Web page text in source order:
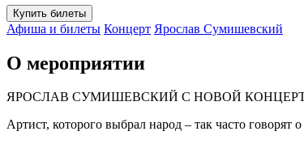
Купить билеты
Афиша и билеты Концерт Ярослав Сумишевский
О мероприятии
ЯРОСЛАВ СУМИШЕВСКИЙ С НОВОЙ
Артист, которого выбрал народ – так часто говорят